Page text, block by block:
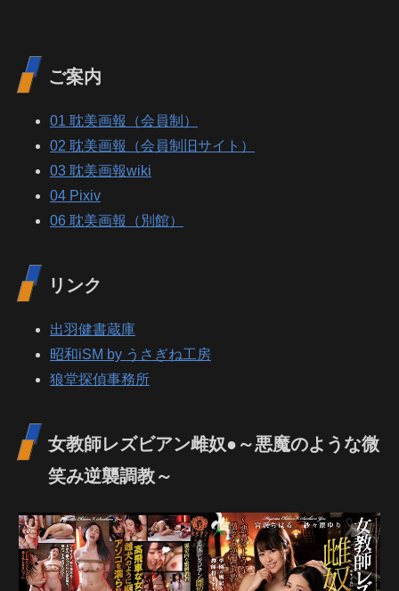
ご案内
01 耽美画報（会員制）
02 耽美画報（会員制旧サイト）
03 耽美画報wiki
04 Pixiv
06 耽美画報（別館）
リンク
出羽健書蔵庫
昭和iSM by うさぎね工房
狼堂探偵事務所
女教師レズビアン雌奴●～悪魔のような微
笑み逆襲調教～